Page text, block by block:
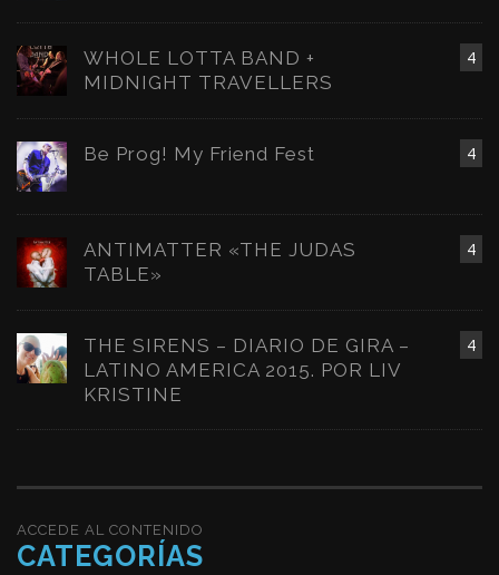
4
WHOLE LOTTA BAND +
MIDNIGHT TRAVELLERS
4
Be Prog! My Friend Fest
4
ANTIMATTER «THE JUDAS
TABLE»
4
THE SIRENS – DIARIO DE GIRA –
LATINO AMERICA 2015. POR LIV
KRISTINE
ACCEDE AL CONTENIDO
CATEGORÍAS